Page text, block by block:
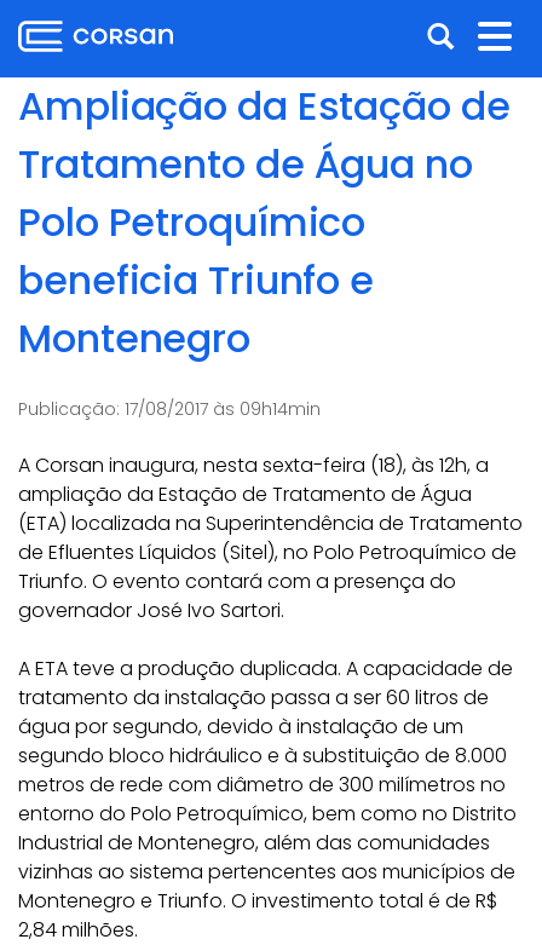
para
o
conteúdo
para
menu
para
busca
para
o
conteúdo
Abrir
a
busca
Ampliação da Estação de
Tratamento de Água no
Polo Petroquímico
beneficia Triunfo e
Montenegro
Publicação: 17/08/2017 às 09h14min
A Corsan inaugura, nesta sexta-feira (18), às 12h, a
ampliação da Estação de Tratamento de Água
(ETA) localizada na Superintendência de Tratamento
de Efluentes Líquidos (Sitel), no Polo Petroquímico de
Triunfo. O evento contará com a presença do
governador José Ivo Sartori.
A ETA teve a produção duplicada. A capacidade de
tratamento da instalação passa a ser 60 litros de
água por segundo, devido à instalação de um
segundo bloco hidráulico e à substituição de 8.000
metros de rede com diâmetro de 300 milímetros no
entorno do Polo Petroquímico, bem como no Distrito
Industrial de Montenegro, além das comunidades
vizinhas ao sistema pertencentes aos municípios de
Montenegro e Triunfo. O investimento total é de R$
2,84 milhões.